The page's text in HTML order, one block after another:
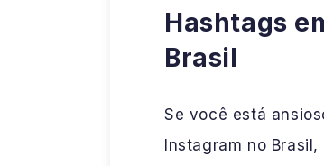
Hashtags
Brasil
Se você está
Instagram no